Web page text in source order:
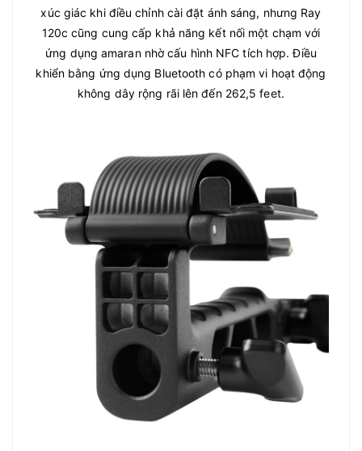
xúc giác khi điều chỉnh cài đặt ánh sáng, nhưng Ray
120c cũng cung cấp khả năng kết nối một chạm với
ứng dụng amaran nhờ cấu hình NFC tích hợp. Điều
khiển bằng ứng dụng Bluetooth có phạm vi hoạt động
không dây rộng rãi lên đến 262,5 feet.